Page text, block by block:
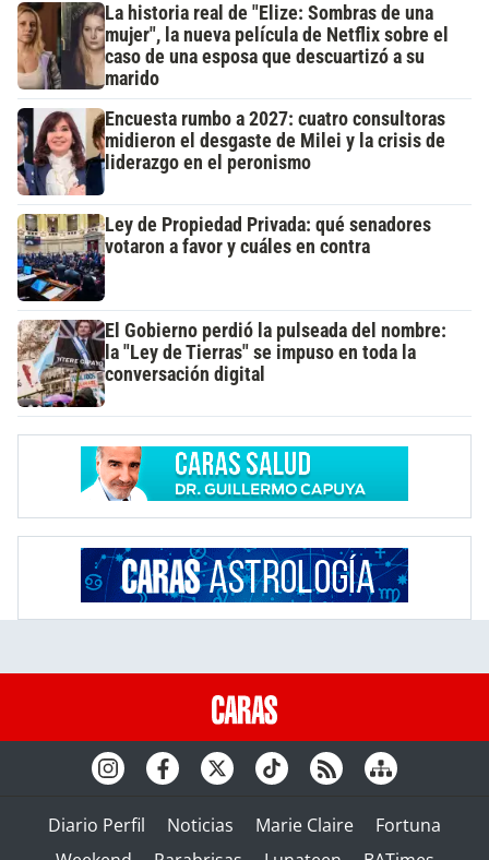
La historia real de "Elize: Sombras de una
mujer", la nueva película de Netflix sobre el
caso de una esposa que descuartizó a su
marido
Encuesta rumbo a 2027: cuatro consultoras
midieron el desgaste de Milei y la crisis de
liderazgo en el peronismo
Ley de Propiedad Privada: qué senadores
votaron a favor y cuáles en contra
El Gobierno perdió la pulseada del nombre:
la "Ley de Tierras" se impuso en toda la
conversación digital
Diario Perfil Noticias Marie Claire
Fortuna